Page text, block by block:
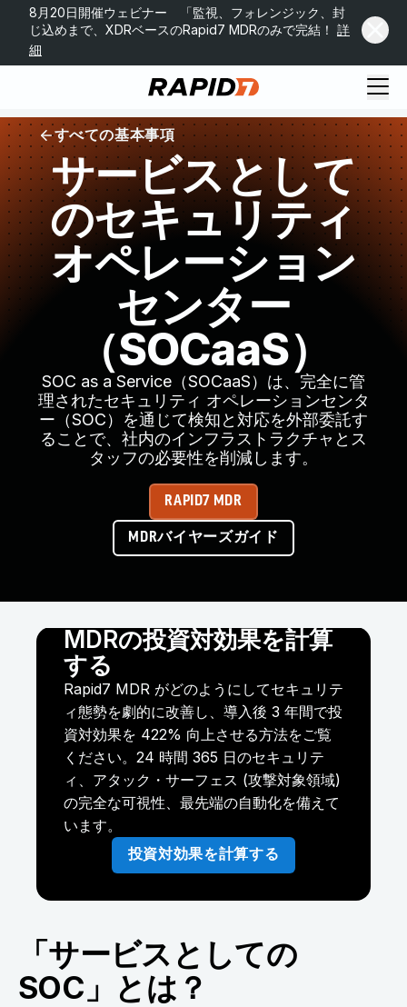
8月20日開催ウェビナー 「監視、フォレンジック、封
じ込めまで、XDRベースのRapid7 MDRのみで完結！ 詳
細
すべての基本事項
サービスとして
のセキュリティ
オペレーション
センター
（SOCaaS）
SOC as a Service（SOCaaS）は、完全に管
理されたセキュリティ オペレーションセンタ
ー（SOC）を通じて検知と対応を外部委託す
ることで、社内のインフラストラクチャとス
タッフの必要性を削減します。
RAPID7 MDR
MDRバイヤーズガイド
MDRの投資対効果を計算
する
Rapid7 MDR がどのようにしてセキュリテ
ィ態勢を劇的に改善し、導入後 3 年間で投
資対効果を 422% 向上させる方法をご覧
ください。24 時間 365 日のセキュリテ
ィ、アタック・サーフェス (攻撃対象領域)
の完全な可視性、最先端の自動化を備えて
います。
投資対効果を計算する
「サービスとしての
SOC」とは？